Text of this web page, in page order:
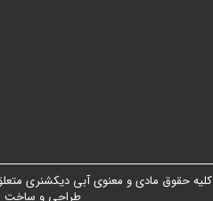
کلیه حقوق مادی و معنوی آبی دیکشنری
طراحی و ساخت